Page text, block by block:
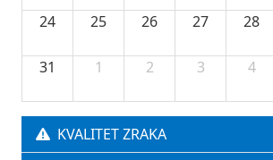
24 25 26 27 28
31 1 2 3 4
KVALITET ZRAKA